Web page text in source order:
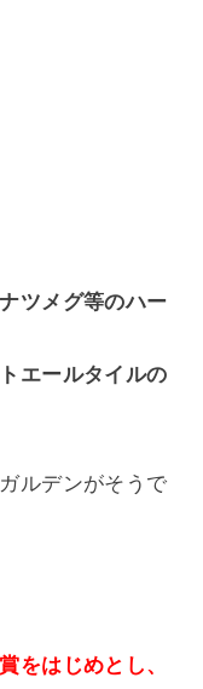
ツメグ等のハー
エールタイルの
ルデンがそうで
をはじめとし、